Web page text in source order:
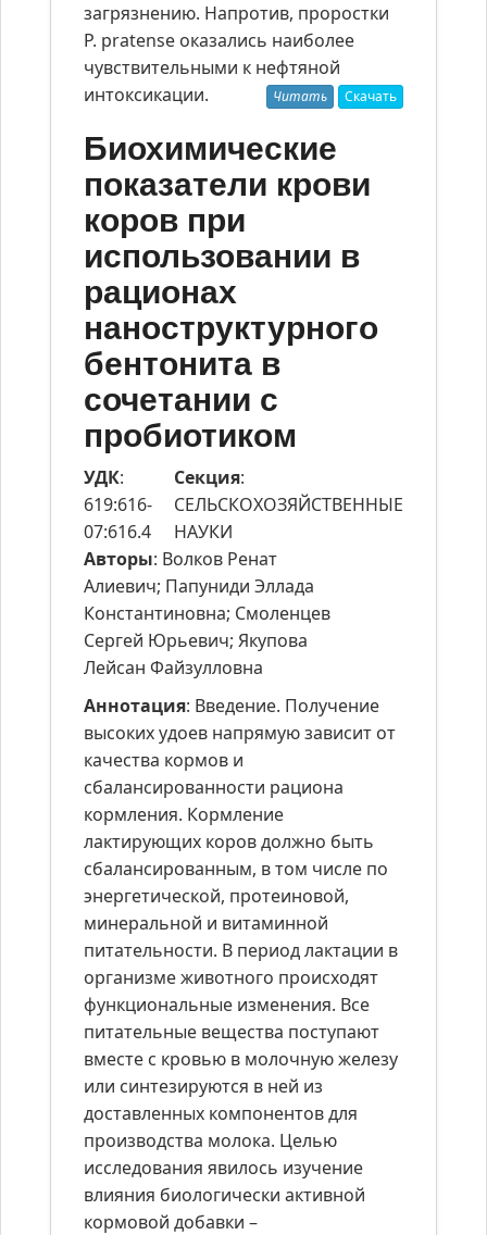
загрязнению. Напротив, проростки
P. pratense оказались наиболее
чувствительными к нефтяной
интоксикации.
Читать Скачать
Биохимические
показатели крови
коров при
использовании в
рационах
наноструктурного
бентонита в
сочетании с
пробиотиком
УДК:
619:616-
07:616.4
Секция:
СЕЛЬСКОХОЗЯЙСТВЕННЫЕ
НАУКИ
Авторы: Волков Ренат
Алиевич; Папуниди Эллада
Константиновна; Смоленцев
Сергей Юрьевич; Якупова
Лейсан Файзулловна
Аннотация: Введение. Получение
высоких удоев напрямую зависит от
качества кормов и
сбалансированности рациона
кормления. Кормление
лактирующих коров должно быть
сбалансированным, в том числе по
энергетической, протеиновой,
минеральной и витаминной
питательности. В период лактации в
организме животного происходят
функциональные изменения. Все
питательные вещества поступают
вместе с кровью в молочную железу
или синтезируются в ней из
доставленных компонентов для
производства молока. Целью
исследования явилось изучение
влияния биологически активной
кормовой добавки –